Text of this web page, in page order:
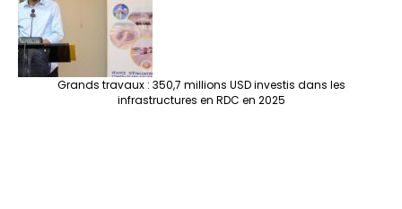
Grands travaux : 350,7 millions USD investis dans les
infrastructures en RDC en 2025